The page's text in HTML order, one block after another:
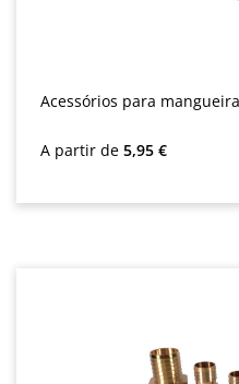
Acessórios para
Preço normal:
A partir de 5,95 €